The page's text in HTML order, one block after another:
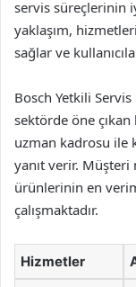
servis süreçlerinin
yaklaşım,
sağlar ve
Bosch Yetkili
sektörde öne çıkan
uzman kadrosu ile
yanıt verir.
ürünlerinin en
çalışmaktadır.
Hizmetler